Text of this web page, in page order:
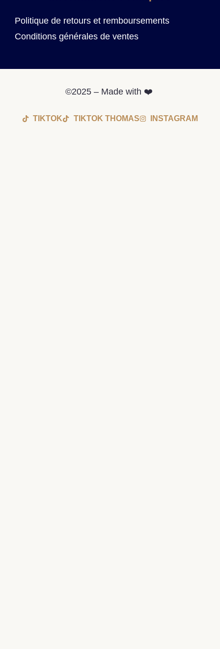
Politique de retours et remboursements
Conditions générales de ventes
©2025 – Made with ❤️
TIKTOK TIKTOK THOMAS INSTAGRAM